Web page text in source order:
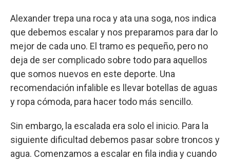
Alexander trepa una roca y ata una soga, nos indica
que debemos escalar y nos preparamos para dar lo
mejor de cada uno. El tramo es pequeño, pero no
deja de ser complicado sobre todo para aquellos
que somos nuevos en este deporte. Una
recomendación infalible es llevar botellas de aguas
y ropa cómoda, para hacer todo más sencillo.
Sin embargo, la escalada era solo el inicio. Para la
siguiente dificultad debemos pasar sobre troncos y
agua. Comenzamos a escalar en fila india y cuando